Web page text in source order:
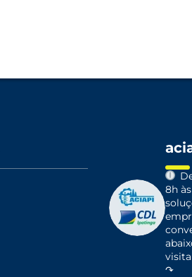
8h
↷